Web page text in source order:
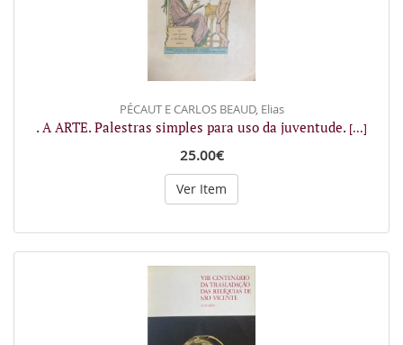
PÉCAUT E CARLOS BEAUD, Elias
. A ARTE. Palestras simples para uso da juventude. [...]
25.00€
Ver Item